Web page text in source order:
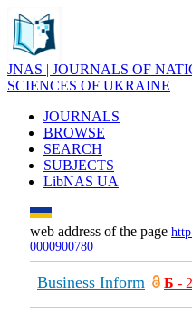
JNAS | JOURNALS OF
SCIENCES OF UKRAINE
JOURNALS
BROWSE
SEARCH
SUBJECTS
LibNAS UA
web address of the page
0000900780
Business Inform Б -